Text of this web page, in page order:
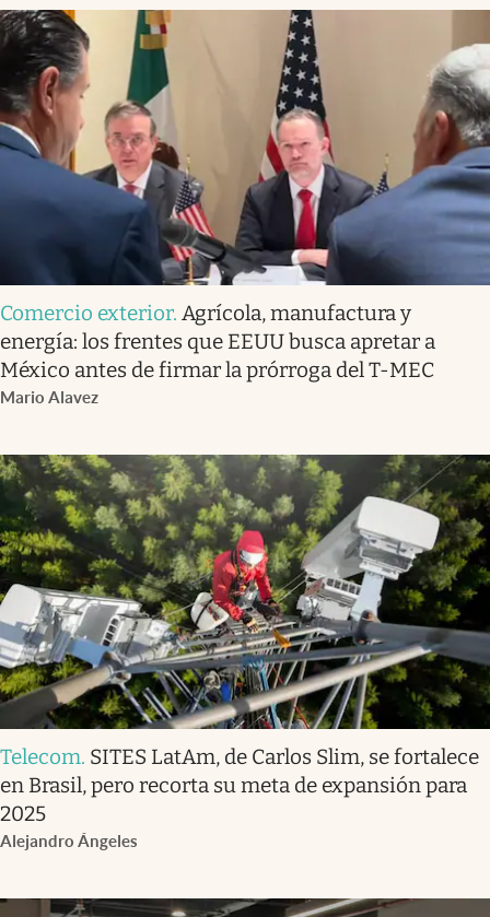
Comercio exterior. Agrícola, manufactura y
energía: los frentes que EEUU busca apretar a
México antes de firmar la prórroga del T-MEC
Mario Alavez
Telecom. SITES LatAm, de Carlos Slim, se fortalece
en Brasil, pero recorta su meta de expansión para
2025
Alejandro Ángeles